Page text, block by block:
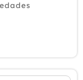
puerro2